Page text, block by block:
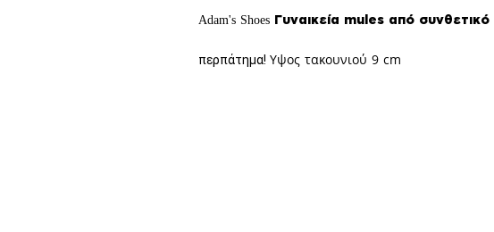
Adam's Shoes Γυναικεία mules από
περπάτημα! Υψος τακουνιού 9 cm